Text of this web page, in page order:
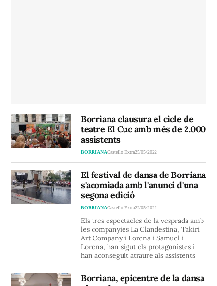
Borriana clausura el cicle de
teatre El Cuc amb més de 2.000
assistents
BORRIANACastelló Extra25/05/2022
El festival de dansa de Borriana
s'acomiada amb l'anunci d'una
segona edició
BORRIANACastelló Extra22/05/2022
Els tres espectacles de la vesprada amb
les companyies La Clandestina, Takiri
Art Company i Lorena i Samuel i
Lorena, han sigut els protagonistes i
han aconseguit atraure als assistents
Borriana, epicentre de la dansa